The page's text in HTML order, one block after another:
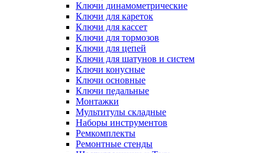
Ключи динамометрические
Ключи для кареток
Ключи для кассет
Ключи для тормозов
Ключи для цепей
Ключи для шатунов и систем
Ключи конусные
Ключи основные
Ключи педальные
Монтажки
Мультитулы складные
Наборы инструментов
Ремкомплекты
Ремонтные стенды